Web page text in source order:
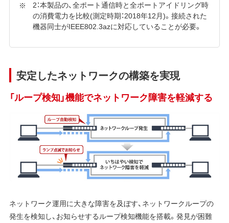
2：本製品の、全ポート通信時と全ポートアイドリング時
の消費電力を比較(測定時期：2018年12月)。接続された
機器同士がIEEE802.3azに対応していることが必要。
安定したネットワークの構築を実現
「ループ検知」機能でネットワーク障害を軽減する
ネットワーク運用に大きな障害を及ぼす、ネットワークループの
発生を検知し、お知らせするループ検知機能を搭載。発見が困難